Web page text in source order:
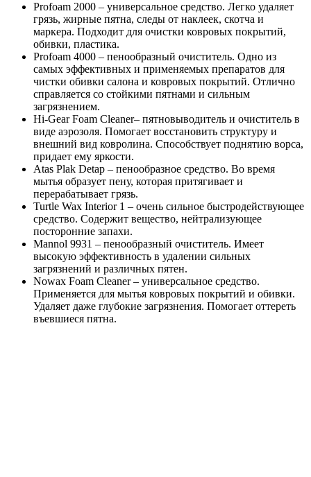
Profoam 2000 – универсальное средство. Легко удаляет
грязь, жирные пятна, следы от наклеек, скотча и
маркера. Подходит для очистки ковровых покрытий,
обивки, пластика.
Profoam 4000 – пенообразный очиститель. Одно из
самых эффективных и применяемых препаратов для
чистки обивки салона и ковровых покрытий. Отлично
справляется со стойкими пятнами и сильным
загрязнением.
Hi-Gear Foam Cleaner– пятновыводитель и очиститель в
виде аэрозоля. Помогает восстановить структуру и
внешний вид ковролина. Способствует поднятию ворса,
придает ему яркости.
Atas Plak Detap – пенообразное средство. Во время
мытья образует пену, которая притягивает и
перерабатывает грязь.
Turtle Wax Interior 1 – очень сильное быстродействующее
средство. Содержит вещество, нейтрализующее
посторонние запахи.
Mannol 9931 – пенообразный очиститель. Имеет
высокую эффективность в удалении сильных
загрязнений и различных пятен.
Nowax Foam Cleaner – универсальное средство.
Применяется для мытья ковровых покрытий и обивки.
Удаляет даже глубокие загрязнения. Помогает оттереть
въевшиеся пятна.